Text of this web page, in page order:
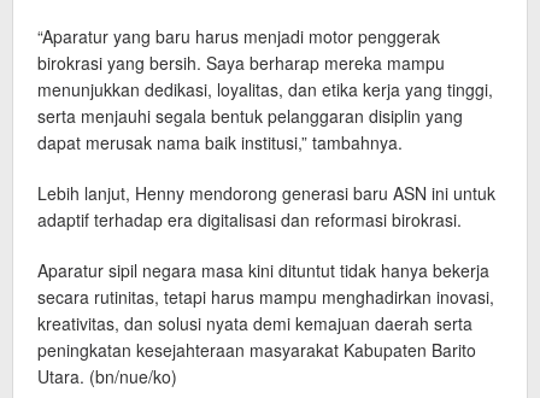
“Aparatur yang baru harus menjadi motor penggerak
birokrasi yang bersih. Saya berharap mereka mampu
menunjukkan dedikasi, loyalitas, dan etika kerja yang tinggi,
serta menjauhi segala bentuk pelanggaran disiplin yang
dapat merusak nama baik institusi,” tambahnya.
Lebih lanjut, Henny mendorong generasi baru ASN ini untuk
adaptif terhadap era digitalisasi dan reformasi birokrasi.
Aparatur sipil negara masa kini dituntut tidak hanya bekerja
secara rutinitas, tetapi harus mampu menghadirkan inovasi,
kreativitas, dan solusi nyata demi kemajuan daerah serta
peningkatan kesejahteraan masyarakat Kabupaten Barito
Utara. (bn/nue/ko)